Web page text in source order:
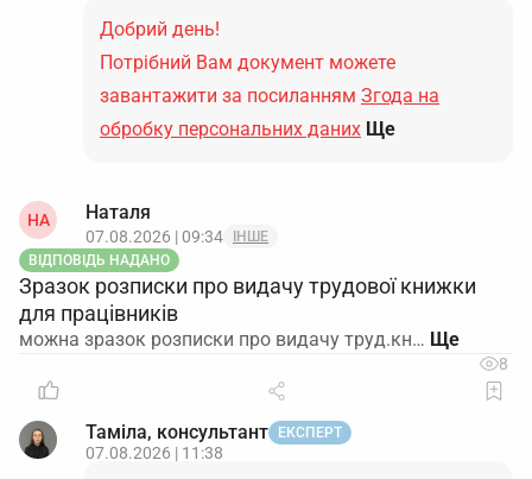
Добрий день!
Потрібний Вам документ можете
завантажити за посиланням Згода на
обробку персональних даних Ще
НА Наталя
07.08.2026 | 09:34
ІНШЕ
ВІДПОВІДЬ НАДАНО
Зразок розписки про видачу трудової книжки
для працівників
можна зразок розписки про видачу труд.кн…
8
Таміла, консультант ЕКСПЕРТ
07.08.2026 | 11:38